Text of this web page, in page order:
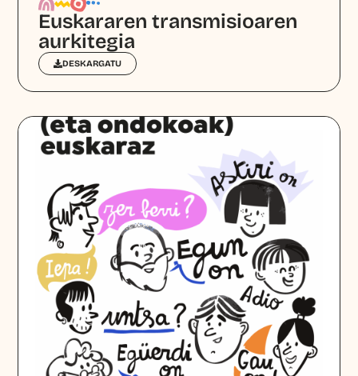
Euskararen transmisioaren
aurkitegia
DESKARGATU